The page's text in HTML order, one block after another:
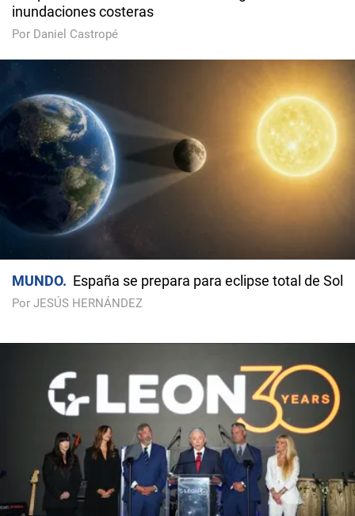
inundaciones costeras
Por Daniel Castropé
MUNDO España se prepara para eclipse total de Sol
Por JESÚS HERNÁNDEZ